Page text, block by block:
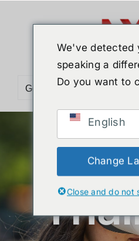
Go to...
We've detected
speaking a
Do you want to
English
Change
Close and do not